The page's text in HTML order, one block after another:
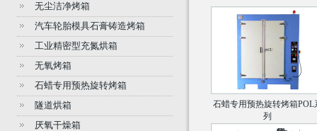
无尘洁净烤箱
汽车轮胎模具石膏铸造烤箱
工业精密型充氮烘箱
无氧烤箱
石蜡专用预热旋转烤箱
隧道烘箱
厌氧干燥箱
石蜡专用预热旋转烤箱POL
列